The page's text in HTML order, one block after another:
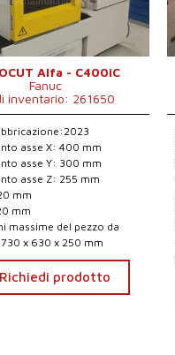
Alfa - C400iC
Fanuc
inventario: 261650
asse X: 400 mm
asse Y: 300 mm
asse Z: 255 mm
mm
mm
massime del pezzo da
x 630 x 250 mm
Richiedi prodotto